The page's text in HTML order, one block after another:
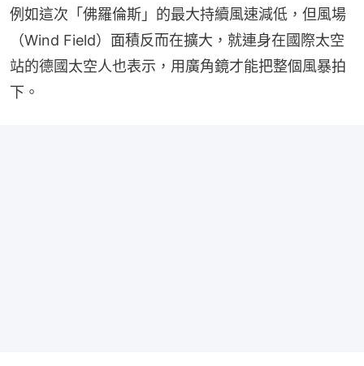
例如這次「佛羅倫斯」的最大持續風速減低，但風場
（Wind Field）面積反而在擴大，就連身在國際太空
站的德國太空人也表示，用廣角鏡才能把整個風暴拍
下。